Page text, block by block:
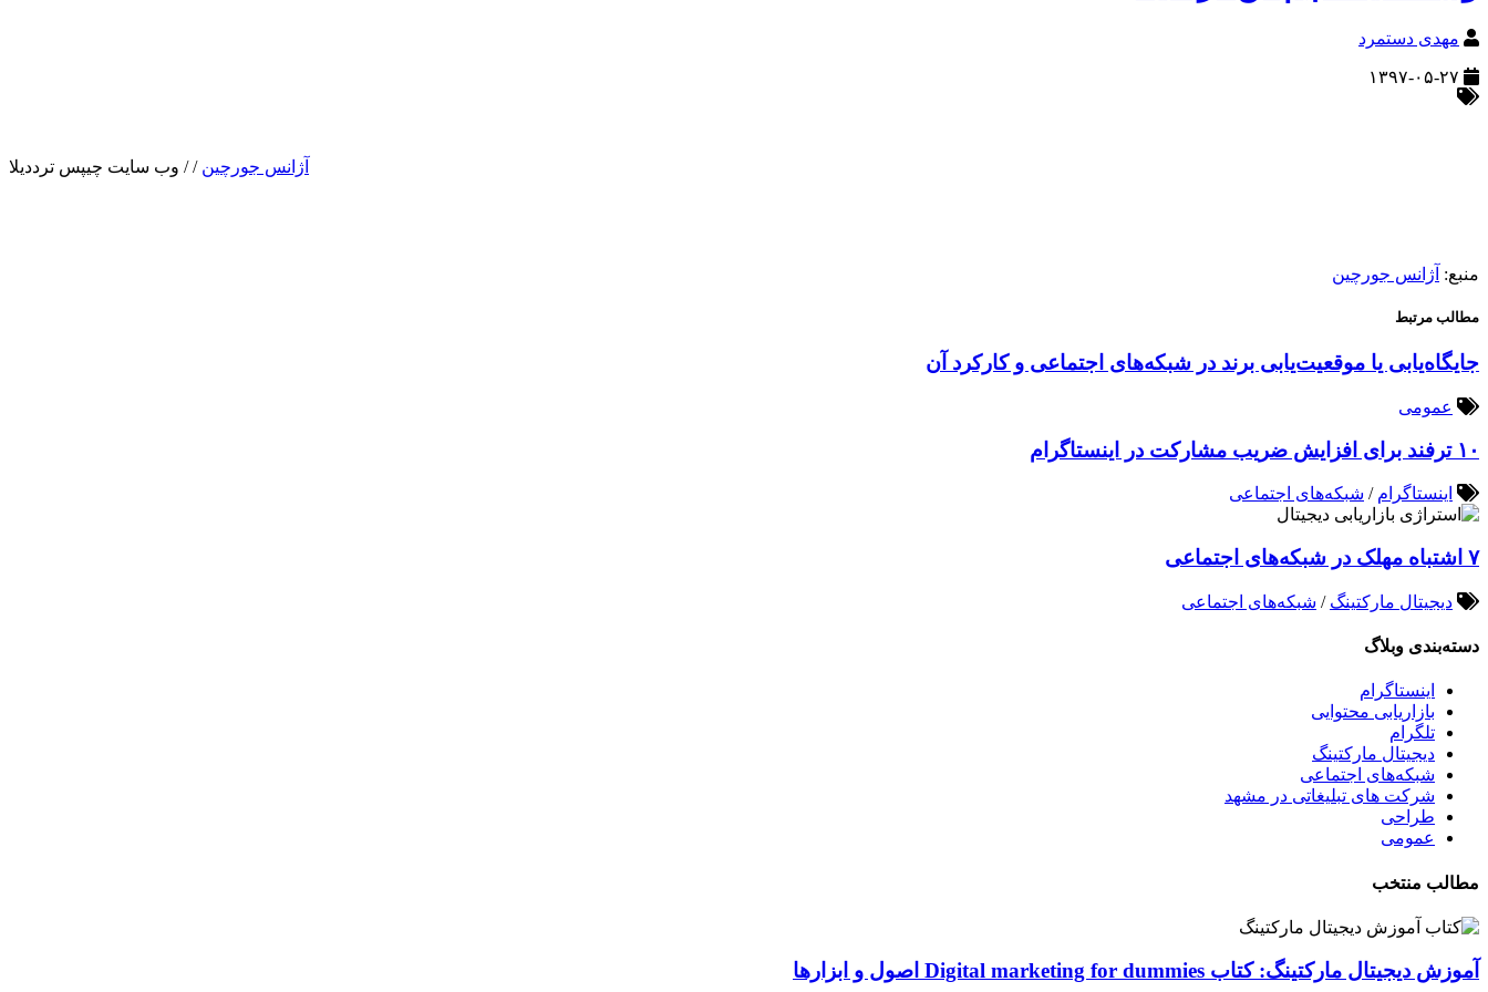
مهدی دستمرد
آژانس جورچین /
/ وب سایت چیپس ترددیلا
منبع: آژانس جورچین
مطالب مرتبط
جایگاه‌یابی یا موقعیت‌یابی برند در شبکه‌های اجتماعی و کارکرد آن
عمومی
۱۰ ترفند برای افزایش ضریب مشارکت در اینستاگرام
اینستاگرام / شبکه‌های اجتماعی
۷ اشتباه مهلک در شبکه‌های اجتماعی
دیجیتال مارکتینگ / شبکه‌های اجتماعی
دسته‌بندی وبلاگ
اینستاگرام
بازاریابی محتوایی
تلگرام
دیجیتال مارکتینگ
شبکه‌های اجتماعی
شرکت های تبلیغاتی در مشهد
طراحی
عمومی
مطالب منتخب
آموزش دیجیتال مارکتینگ: کتاب Digital marketing for dummies اصول و ابزارها